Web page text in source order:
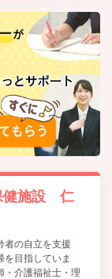
健施設 仁
者の自立を支援
を目指していま
・介護福祉士・理